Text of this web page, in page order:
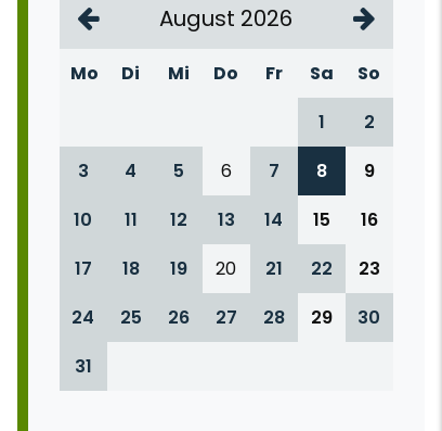
August 2026
Mo Di Mi Do Fr Sa
So
1
2
3
4 5 6 7 8
9
10
11 12 13 14 15
16
17
18 19 20 21 22
23
24
25 26 27 28 29
30
31